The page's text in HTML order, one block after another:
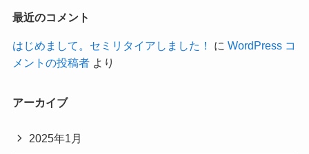
最近のコメント
はじめまして。セミリタイアしました！ に WordPress コ
メントの投稿者より
アーカイブ
2025年1月